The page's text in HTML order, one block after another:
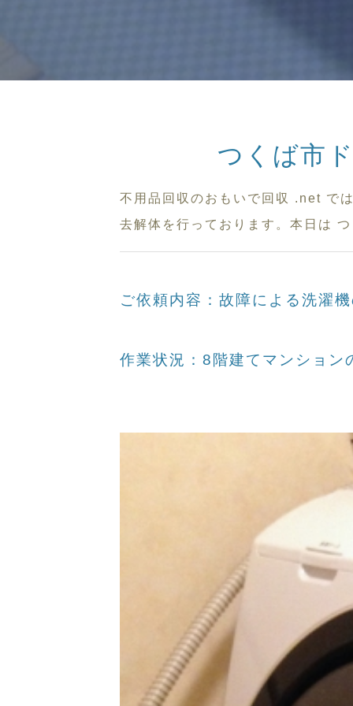
つくば市
不用品回収のおもいで回収 .net で
去解体を行っております。本日は
ご依頼内容：故障による洗濯
作業状況：8階建てマンショ